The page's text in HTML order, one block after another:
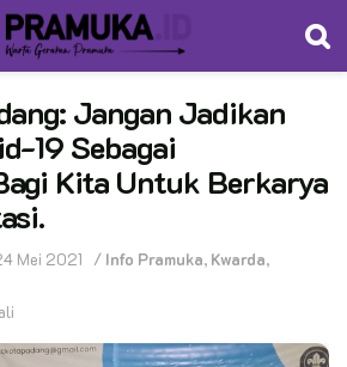
Jangan Jadikan
19 Sebagai
Kita Untuk Berkarya
Mei 2021 / Info Pramuka, Kwarda,